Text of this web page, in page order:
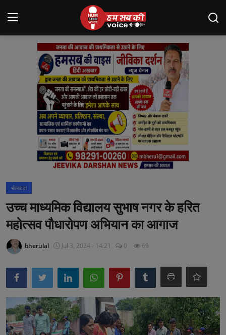
Login Register
About us
शाहपुरा
मनोरंजन
अनूपगढ़
राजस्थान
भीलवाड़ा
भीलवाड़ा
उच्च माध्यमिक विद्यालय सुभाष नगर के हरित
महोत्सव पौधारोपण अभियान का आगाज
bherulal Jul 3, 2024 - 14:21 0 69